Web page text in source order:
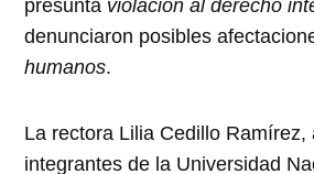
presunta violación al derecho
denunciaron posibles
humanos.
La rectora Lilia Cedillo Ramírez,
integrantes de la Universidad